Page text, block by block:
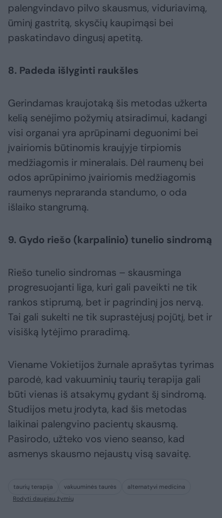
palengvindavo pilvo skausmus, viduriavimą,
ūminį gastritą, skysčių kaupimąsi bei
paskatindavo dingusį apetitą.
8. Padeda išlyginti raukšles
Gerindamas kraujotaką šis metodas užkerta
kelią senėjimo požymių atsiradimui, kadangi
visi organai yra aprūpinami deguonimi bei
įvairiomis būtinomis kraujyje tirpiomis
medžiagomis ir mineralais. Dėl raumenų bei
odos aprūpinimo įvairiomis medžiagomis
raumenys nepraranda standumo, o oda
išlaiko stangrumą.
9. Gydo riešo (karpalinio) tunelio sindromą
Riešo tunelio sindromas – skausminga
progresuojanti liga, kuri gali paveikti ne tik
rankos stiprumą, bet ir pagrindinį jos nervą.
Tai gali sukelti ne tik suprastėjusį pojūtį, bet ir
visišką lytėjimo praradimą.
Viename Vokietijos žurnale aprašytas tyrimas
parodė, kad vakuuminių taurių terapija gali
būti vienas iš atsakymų gydant šį sindromą.
Studijos metu įrodyta, kad šis metodas
laikinai palengvino pacientų skausmą.
Pasirodo, užteko vos vieno seanso, kad
asmenys skausmo nejaustų visą savaitę.
taurių terapija vakuuminės taurės
alternatyvi medicina
Rodyti daugiau žymių